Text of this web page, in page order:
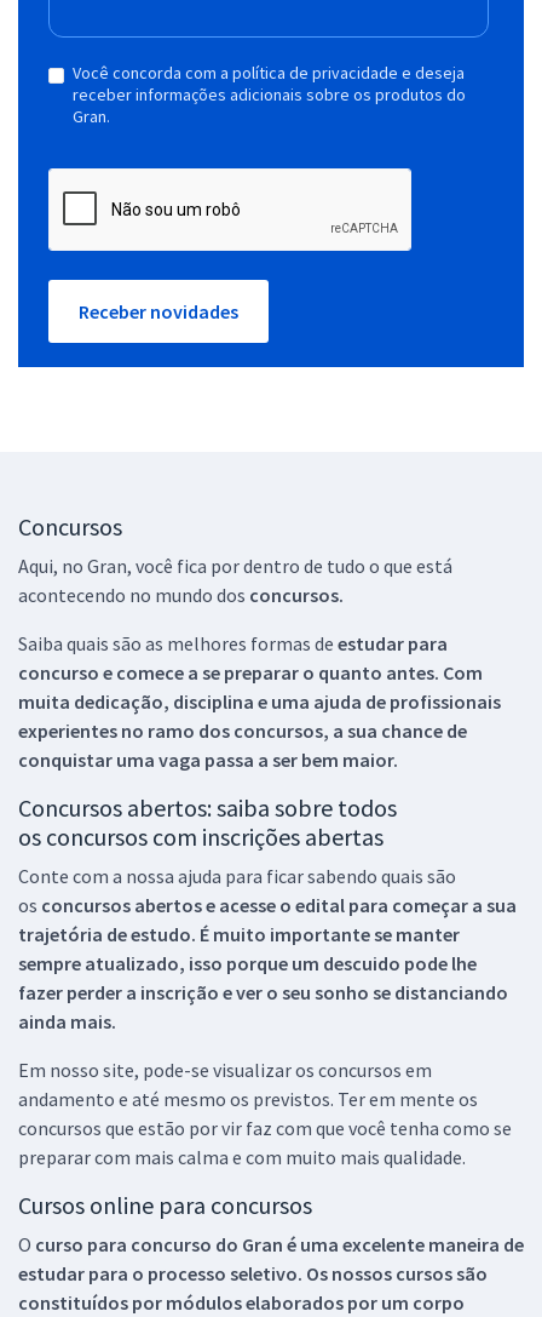
Você concorda com a política de privacidade e deseja
receber informações adicionais sobre os produtos do
Gran.
Receber novidades
Concursos
Aqui, no Gran, você fica por dentro de tudo o que está
acontecendo no mundo dos concursos.
Saiba quais são as melhores formas de estudar para
concurso e comece a se preparar o quanto antes. Com
muita dedicação, disciplina e uma ajuda de profissionais
experientes no ramo dos concursos, a sua chance de
conquistar uma vaga passa a ser bem maior.
Concursos abertos: saiba sobre todos
os concursos com inscrições abertas
Conte com a nossa ajuda para ficar sabendo quais são
os concursos abertos e acesse o edital para começar a sua
trajetória de estudo. É muito importante se manter
sempre atualizado, isso porque um descuido pode lhe
fazer perder a inscrição e ver o seu sonho se distanciando
ainda mais.
Em nosso site, pode-se visualizar os concursos em
andamento e até mesmo os previstos. Ter em mente os
concursos que estão por vir faz com que você tenha como se
preparar com mais calma e com muito mais qualidade.
Cursos online para concursos
O curso para concurso do Gran é uma excelente maneira de
estudar para o processo seletivo. Os nossos cursos são
constituídos por módulos elaborados por um corpo